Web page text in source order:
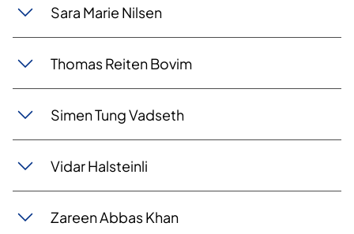
Sara Marie Nilsen
Thomas Reiten Bovim
Simen Tung Vadseth
Vidar Halsteinli
Zareen Abbas Khan